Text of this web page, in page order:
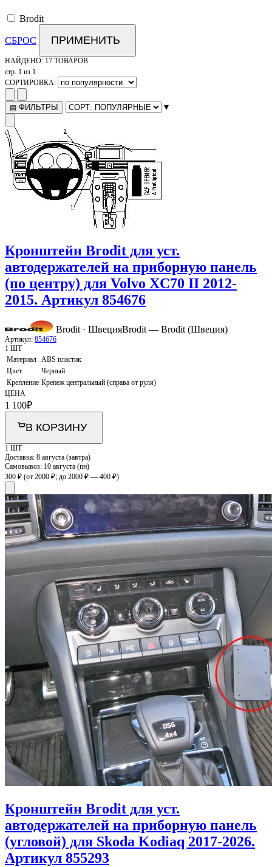
Brodit
СБРОС ПРИМЕНИТЬ
НАЙДЕНО: 17 ТОВАРОВ
стр. 1 из 1
СОРТИРОВКА:
▤ ФИЛЬТРЫ ▾
Кронштейн Brodit для уст.
автодержателей на приборную панель
(по центру) для Volvo XC70 II 2012-
2015. Артикул 854676
Brodit · ШвецияBrodit — Brodit (Швеция)
Артикул: 854676
1 ШТ
Материал ABS пластик
Цвет
Черный
Крепление Крепеж центральный (справа от руля)
ЦЕНА
1 100₽
В КОРЗИНУ
1 ШТ
Доставка: 8 августа (завтра)
Самовывоз: 10 августа (пн)
300 ₽ (от 2000 ₽; до 2000 ₽ — 400 ₽)
Кронштейн Brodit для уст.
автодержателей на приборную панель
(угловой) для Skoda Kodiaq 2017-2026.
Артикул 855293